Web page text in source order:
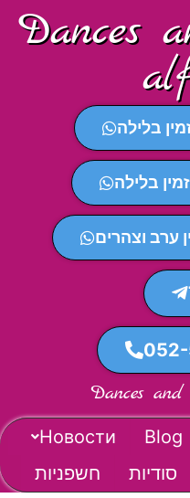
Dances
Dances and
Blog
Новости
סודיות חשפניות